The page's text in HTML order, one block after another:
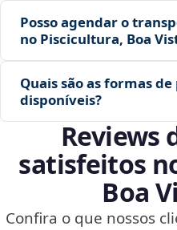
Posso agendar o
no Piscicultura, Boa
Quais são as formas
disponíveis?
Reviews
satisfeitos
Boa
Confira o que nossos